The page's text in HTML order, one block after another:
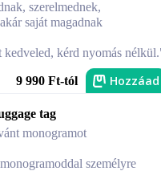
szerelmednek,
saját magadnak
kedveled, kérd nyomás
9 990 Ft-tól Hozzáad
tag
monogramot
személyre